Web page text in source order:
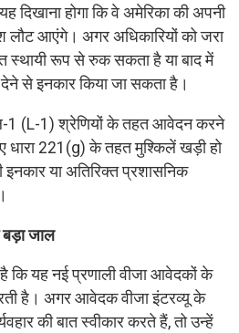
होगा कि वे अमेरिका की अपनी
लौट आएंगे। अगर अधिकारियों को जरा
स्थायी रूप से रुक सकता है या बाद में
से इनकार किया जा सकता है।
1 (L-1) श्रेणियों के तहत आवेदन करने
धारा 221(g) के तहत मुश्किलें खड़ी हो
या अतिरिक्त प्रशासनिक
जाल
कि यह नई प्रणाली वीजा आवेदकों के
है। अगर आवेदक वीजा इंटरव्यू के
की बात स्वीकार करते हैं, तो उन्हें